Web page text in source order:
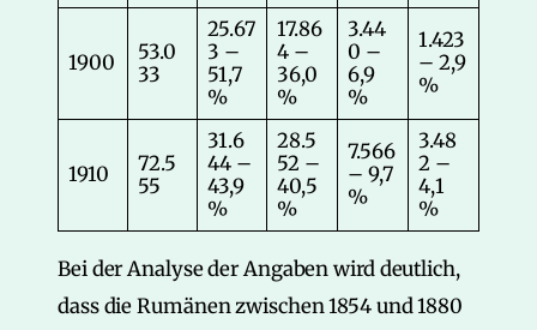
1900
53.0
33
25.67
3 –
51,7
%
17.86
4 –
36,0
%
3.44
0 –
6,9
%
1.423
– 2,9
%
1910
72.5
55
31.6
44 –
43,9
%
28.5
52 –
40,5
%
7.566
– 9,7
%
3.48
2 –
4,1
%
Bei der Analyse der Angaben wird deutlich,
dass die Rumänen zwischen 1854 und 1880